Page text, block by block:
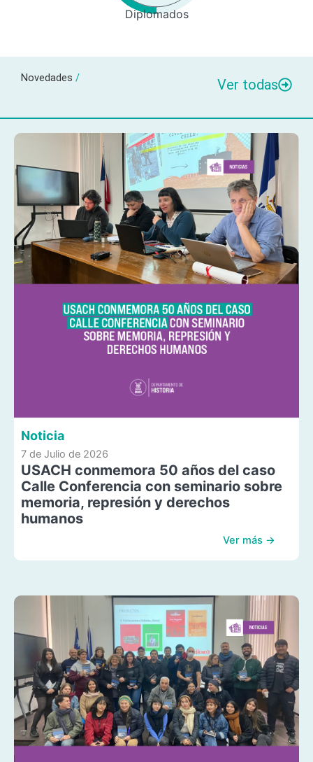
Diplomados
Novedades / Ver todas
Noticia
7 de Julio de 2026
USACH conmemora 50 años del caso
Calle Conferencia con seminario sobre
memoria, represión y derechos
humanos
Ver más →